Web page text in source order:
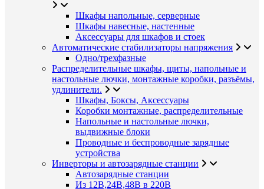
Шкафы напольные, серверные
Шкафы навесные, настенные
Аксессуары для шкафов и стоек
Автоматические стабилизаторы напряжения
Одно/трехфазные
Распределительные шкафы, щиты, напольные и
настольные лючки, монтажные коробки, разъёмы,
удлинители.
Шкафы, Боксы, Аксессуары
Коробки монтажные, распределительные
Напольные и настольные лючки,
выдвижные блоки
Проводные и беспроводные зарядные
устройства
Инверторы и автозарядные станции
Автозарядные станции
Из 12В,24В,48В в 220В